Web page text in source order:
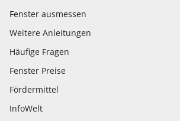
Fenster ausmessen
Weitere Anleitungen
Häufige Fragen
Fenster Preise
Fördermittel
InfoWelt